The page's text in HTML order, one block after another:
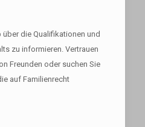
die Qualifikationen und
zu informieren. Vertrauen
Freunden oder suchen Sie
auf Familienrecht